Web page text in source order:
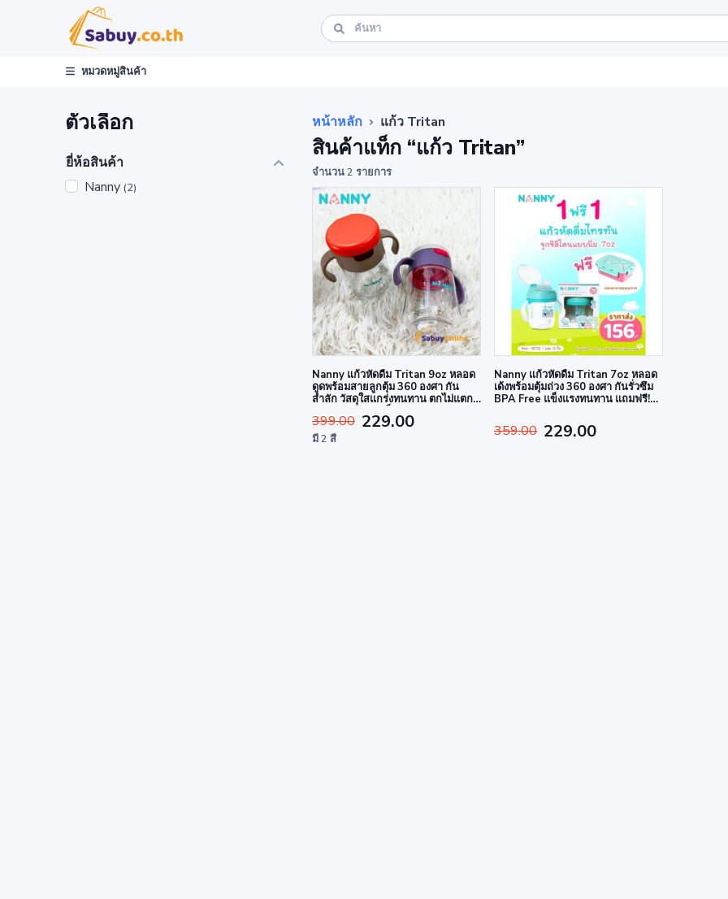
หมวดหมู่สินค้า
ตัวเลือก
ยี่ห้อสินค้า
Nanny (2)
หน้าหลัก แก้ว Tritan
สินค้าแท็ก “แก้ว Tritan”
จำนวน 2 รายการ
Nanny แก้วหัดดื่ม Tritan 9oz หลอด
ดูดพร้อมสายลูกตุ้ม 360 องศา กัน
สำลัก วัสดุใสแกร่งทนทาน ตกไม่แตก
399.00 229.00
มี 2 สี
Nanny แก้วหัดดื่ม Tritan 7oz หลอด
เด้งพร้อมตุ้มถ่วง 360 องศา กันรั่วซึม
BPA Free แข็งแรงทนทาน แถมฟรี!
359.00 229.00